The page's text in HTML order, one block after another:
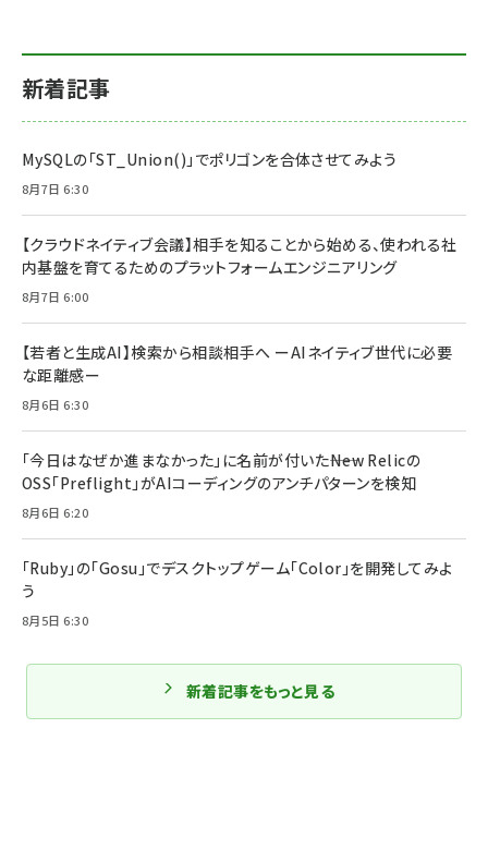
新着記事
MySQLの「ST_Union()」でポリゴンを合体させてみよう
8月7日 6:30
【クラウドネイティブ会議】相手を知ることから始める、使われる社
内基盤を育てるためのプラットフォームエンジニアリング
8月7日 6:00
【若者と生成AI】検索から相談相手へ ーAIネイティブ世代に必要
な距離感ー
8月6日 6:30
「今日はなぜか進まなかった」に名前が付いた――New Relicの
OSS「Preflight」がAIコーディングのアンチパターンを検知
8月6日 6:20
「Ruby」の「Gosu」でデスクトップゲーム「Color」を開発してみよ
う
8月5日 6:30
新着記事をもっと見る